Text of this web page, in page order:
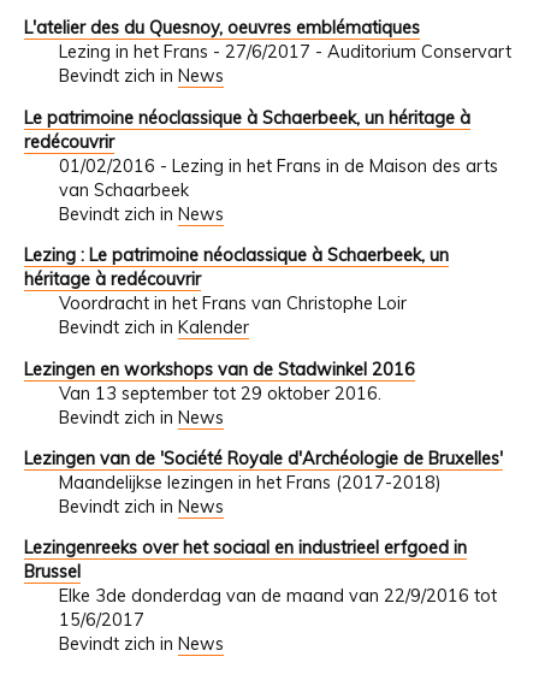
L'atelier des du Quesnoy, oeuvres emblématiques
Lezing in het Frans - 27/6/2017 - Auditorium Conservart
Bevindt zich in News
Le patrimoine néoclassique à Schaerbeek, un héritage à
redécouvrir
01/02/2016 - Lezing in het Frans in de Maison des arts
van Schaarbeek
Bevindt zich in News
Lezing : Le patrimoine néoclassique à Schaerbeek, un
héritage à redécouvrir
Voordracht in het Frans van Christophe Loir
Bevindt zich in Kalender
Lezingen en workshops van de Stadwinkel 2016
Van 13 september tot 29 oktober 2016.
Bevindt zich in News
Lezingen van de 'Société Royale d'Archéologie de Bruxelles'
Maandelijkse lezingen in het Frans (2017-2018)
Bevindt zich in News
Lezingenreeks over het sociaal en industrieel erfgoed in
Brussel
Elke 3de donderdag van de maand van 22/9/2016 tot
15/6/2017
Bevindt zich in News